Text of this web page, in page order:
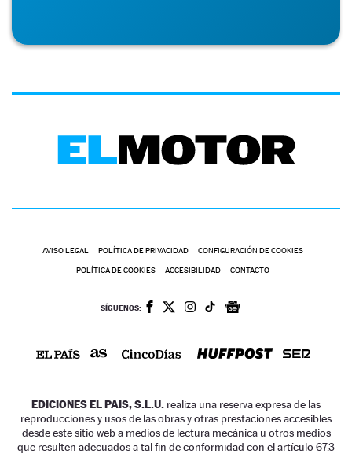
AVISO LEGAL POLÍTICA DE PRIVACIDAD CONFIGURACIÓN DE COOKIES
POLÍTICA DE COOKIES ACCESIBILIDAD CONTACTO
SÍGUENOS:
EDICIONES EL PAIS, S.L.U. realiza una reserva expresa de las
reproducciones y usos de las obras y otras prestaciones accesibles
desde este sitio web a medios de lectura mecánica u otros medios
que resulten adecuados a tal fin de conformidad con el artículo 67.3